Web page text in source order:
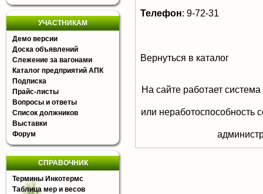
УЧАСТНИКАМ
Демо версии
Доска объявлений
Слежение за вагонами
Каталог предприятий АПК
Подписка
Прайс-листы
Вопросы и ответы
Список должников
Выставки
Форум
СПРАВОЧНИК
Термины Инкотермс
Таблица мер и весов
Телефон: 9-72-31
Вернуться в каталог
На сайте работает
или неработоспособность